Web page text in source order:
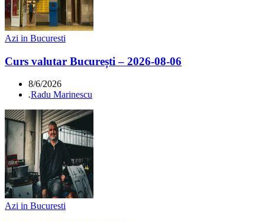
Azi in Bucuresti
Curs valutar București – 2026-08-06
8/6/2026
.Radu Marinescu
Azi in Bucuresti